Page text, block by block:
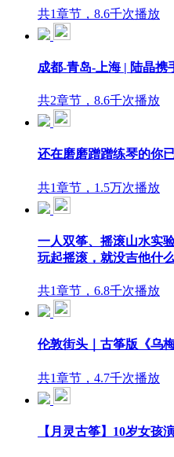
共1章节，8.6千次播放
成都-青岛-上海 | 陆晶携
共2章节，8.6千次播放
还在磨磨蹭蹭练琴的你
共1章节，1.5万次播放
一人双筝、摇滚山水实
玩起摇滚，就没吉他什
共1章节，6.8千次播放
伦敦街头｜古筝版《乌
共1章节，4.7千次播放
【月灵古筝】10岁女孩